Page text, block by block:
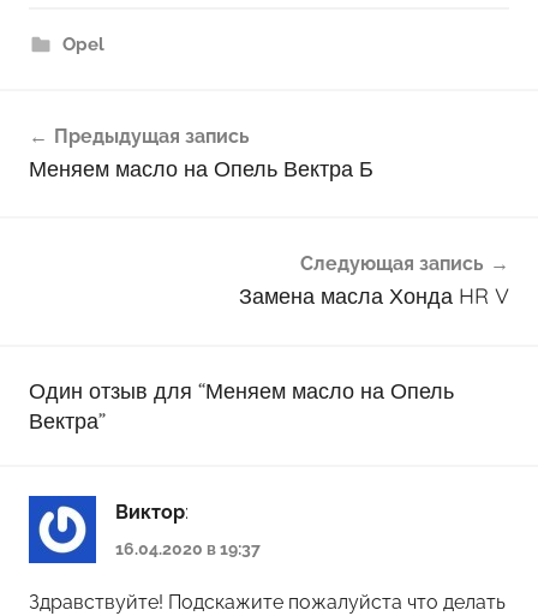
Opel
по
Предыдущая запись
Меняем масло на Опель Вектра Б
Следующая запись
Замена масла Хонда HR V
Один отзыв для “Меняем масло на Опель
Вектра”
Виктор:
16.04.2020 в 19:37
Здравствуйте! Подскажите пожалуйста что делать